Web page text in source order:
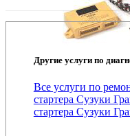
Другие услуги по
Все услуги по
стартера Сузуки
стартера Сузуки